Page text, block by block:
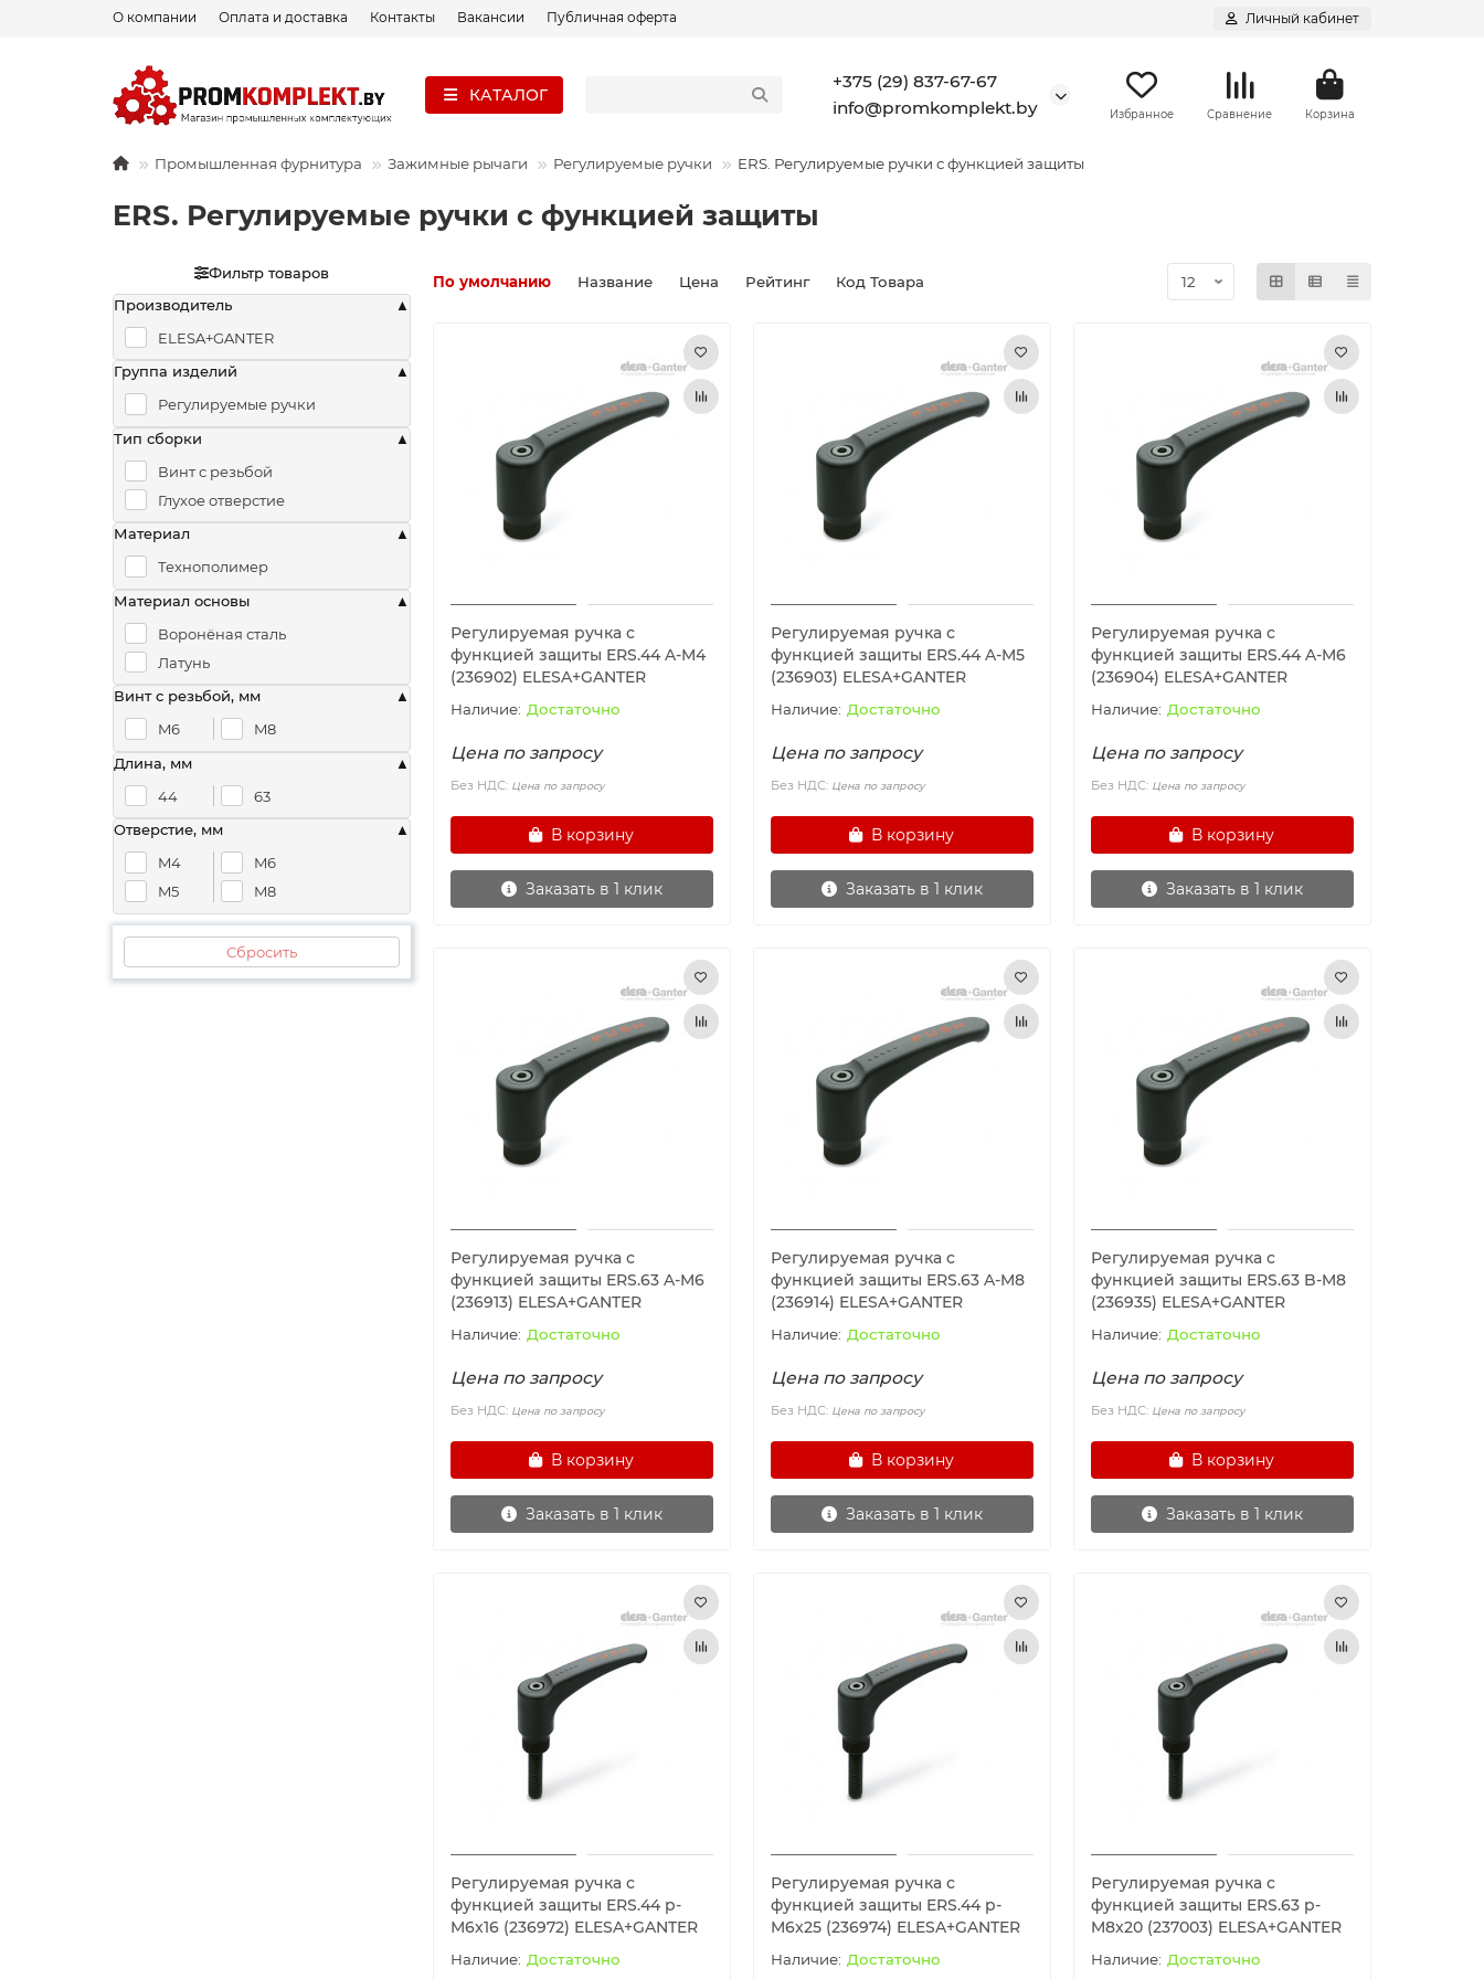
О компании Оплата и доставка Контакты Вакансии Публичная оферта Личный кабинет
КАТАЛОГ
+375 (29) 837-67-67
info@promkomplekt.by
Избранное Сравнение Корзина
Промышленная фурнитура Зажимные рычаги Регулируемые ручки ERS. Регулируемые ручки с функцией защиты
ERS. Регулируемые ручки с функцией защиты
Фильтр товаров
Производитель
ELESA+GANTER
Группа изделий
Регулируемые ручки
Тип сборки
Винт с резьбой
Глухое отверстие
Материал
Технополимер
Материал основы
Воронёная сталь
Латунь
Винт с резьбой, мм
M6
M8
Длина, мм
44
63
Отверстие, мм
M4
M5
M6
M8
Сбросить
По умолчанию Название Цена Рейтинг Код Товара
Регулируемая ручка с
функцией защиты ERS.44 A-M4
(236902) ELESA+GANTER
Достаточно
Цена по запросу
Без НДС: Цена по запросу
В корзину
Заказать в 1 клик
Регулируемая ручка с
функцией защиты ERS.44 A-M5
(236903) ELESA+GANTER
Достаточно
Цена по запросу
Без НДС: Цена по запросу
В корзину
Заказать в 1 клик
Регулируемая ручка с
функцией защиты ERS.44 A-M6
(236904) ELESA+GANTER
Достаточно
Цена по запросу
Без НДС: Цена по запросу
В корзину
Заказать в 1 клик
Регулируемая ручка с
функцией защиты ERS.63 A-M6
(236913) ELESA+GANTER
Достаточно
Цена по запросу
Без НДС: Цена по запросу
В корзину
Заказать в 1 клик
Регулируемая ручка с
функцией защиты ERS.63 A-M8
(236914) ELESA+GANTER
Достаточно
Цена по запросу
Без НДС: Цена по запросу
В корзину
Заказать в 1 клик
Регулируемая ручка с
функцией защиты ERS.63 B-M8
(236935) ELESA+GANTER
Достаточно
Цена по запросу
Без НДС: Цена по запросу
В корзину
Заказать в 1 клик
Регулируемая ручка с
функцией защиты ERS.44 p-
M6x16 (236972) ELESA+GANTER
Достаточно
Регулируемая ручка с
функцией защиты ERS.44 p-
M6x25 (236974) ELESA+GANTER
Достаточно
Регулируемая ручка с
функцией защиты ERS.63 p-
M8x20 (237003) ELESA+GANTER
Достаточно